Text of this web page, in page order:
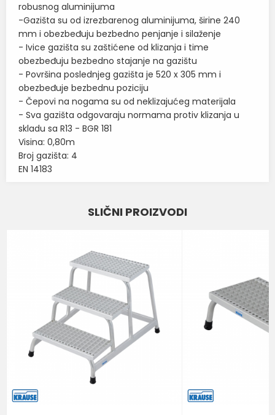
robusnog aluminijuma
-Gazišta su od izrezbarenog aluminijuma, širine 240
mm i obezbeđuju bezbedno penjanje i silaženje
- Ivice gazišta su zaštićene od klizanja i time
obezbeđuju bezbedno stajanje na gazištu
- Površina poslednjeg gazišta je 520 x 305 mm i
obezbeđuje bezbednu poziciju
- Čepovi na nogama su od neklizajućeg materijala
- Sva gazišta odgovaraju normama protiv klizanja u
skladu sa R13 - BGR 181
Visina: 0,80m
Broj gazišta: 4
EN 14183
PODESTI ZA MONTERE SA
SLIČNI PROIZVODI